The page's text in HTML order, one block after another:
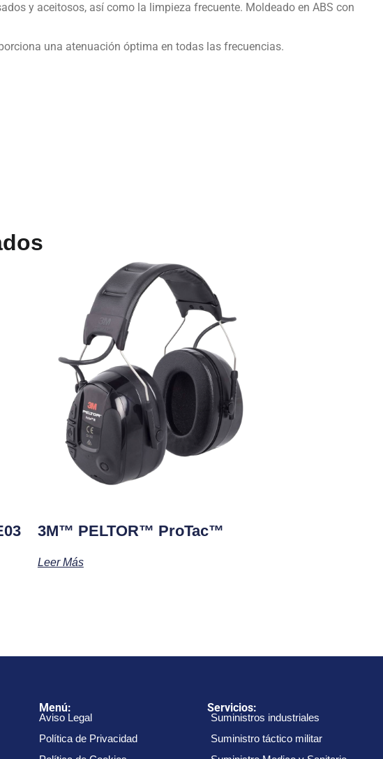
​​y aceitosos, así como la limpieza frecuente. Moldeado en ABS con
una atenuación óptima en todas las frecuencias.
3M™ PELTOR™ ProTac™
Leer Más
Menú:
Aviso Legal
Política de Privacidad
Servicios:
Suministros industriales
Suministro táctico militar